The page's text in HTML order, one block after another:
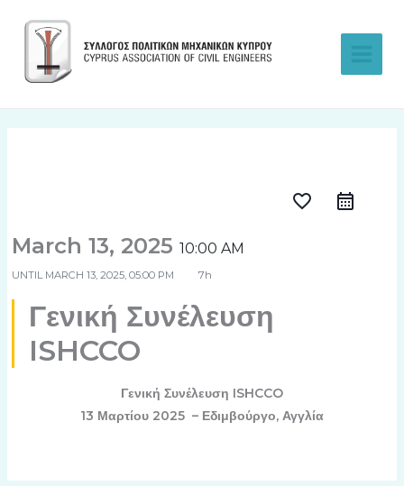
content
favorite_border
March 13, 2025 10:00 AM
UNTIL MARCH 13, 2025, 05:00 PM 7h
Γενική Συνέλευση
ISHCCO
Γενική Συνέλευση ISHCCO
13 Μαρτίου 2025 – Εδιμβούργο, Αγγλία